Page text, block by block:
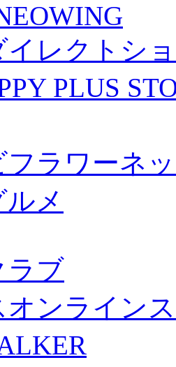
イレクトシ
PLUS
フラワーネ
メ
ラブ
オンライン